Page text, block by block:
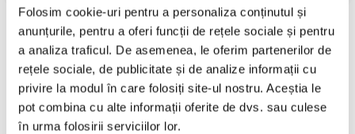
Folosim cookie-uri pentru a personaliza conținutul și
anunțurile, pentru a oferi funcții de rețele sociale și pentru
a analiza traficul. De asemenea, le oferim partenerilor de
rețele sociale, de publicitate și de analize informații cu
privire la modul în care folosiți site-ul nostru. Aceștia le
pot combina cu alte informații oferite de dvs. sau culese
în urma folosirii serviciilor lor.
poti adauga un review.
SCRIE UN REVIEW